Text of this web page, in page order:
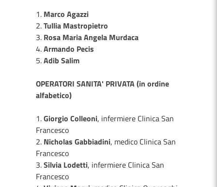
1. Marco Agazzi
2.Tullia Mastropietro
3. Rosa Maria Angela Murdaca
4.Armando Pecis
5.Adib Salim
OPERATORI SANITA' PRIVATA (in ordine
alfabetico)
1.Giorgio Colleoni, infermiere Clinica San
Francesco
2. Nicholas Gabbiadini, medico Clinica San
Francesco
3.Silvia Lodetti, infermiere Clinica San
Francesco